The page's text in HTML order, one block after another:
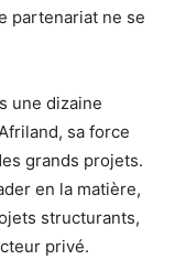
partenariat ne se
une dizaine
sa force
grands projets.
en la matière,
structurants,
privé.